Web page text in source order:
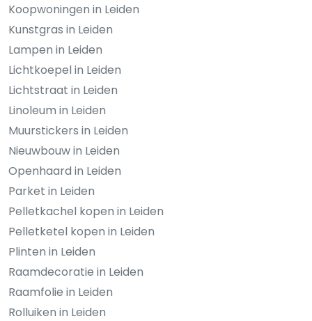
Koopwoningen in Leiden
Kunstgras in Leiden
Lampen in Leiden
Lichtkoepel in Leiden
Lichtstraat in Leiden
Linoleum in Leiden
Muurstickers in Leiden
Nieuwbouw in Leiden
Openhaard in Leiden
Parket in Leiden
Pelletkachel kopen in Leiden
Pelletketel kopen in Leiden
Plinten in Leiden
Raamdecoratie in Leiden
Raamfolie in Leiden
Rolluiken in Leiden